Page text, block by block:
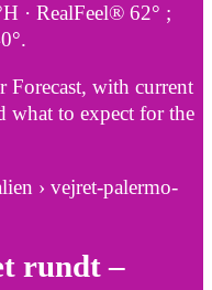
· RealFeel® 62° ;
Forecast, with current
what to expect for the
› vejret-palermo-
rundt –